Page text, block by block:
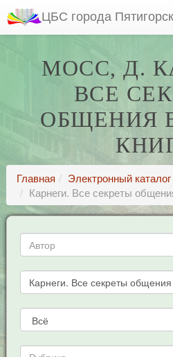
ЦБС города
МОСС, Д.
ВСЕ
ОБЩЕНИЯ
Главная
Электронный каталог
Карнеги. Все секреты